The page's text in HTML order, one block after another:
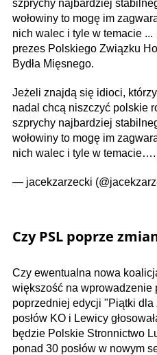
szprychy najbardziej
wołowiny to mogę im
nich walec i tyle w temacie
prezes Polskiego Związku
Bydła Mięsnego.
Jeżeli znajdą się idioci,
nadal chcą niszczyć polskie
szprychy najbardziej
wołowiny to mogę im
nich walec i tyle w temacie….
— jacekzarzecki
Czy PSL poprze
Czy ewentualna nowa
większość na wprowadzenie
poprzedniej edycji "Piątki
posłów KO i Lewicy
będzie Polskie Stronnictwo
ponad 30 posłów w nowym